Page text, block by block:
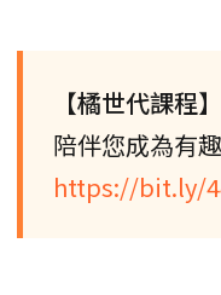
【橘世代課程】
陪伴您成為有
https://bit.ly/